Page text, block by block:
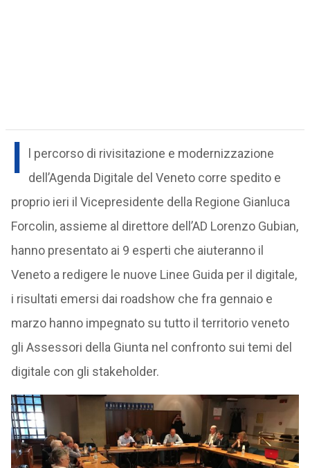
I
l percorso di rivisitazione e modernizzazione
dell’Agenda Digitale del Veneto corre spedito e
proprio ieri il Vicepresidente della Regione Gianluca
Forcolin, assieme al direttore dell’AD Lorenzo Gubian,
hanno presentato ai 9 esperti che aiuteranno il
Veneto a redigere le nuove Linee Guida per il digitale,
i risultati emersi dai roadshow che fra gennaio e
marzo hanno impegnato su tutto il territorio veneto
gli Assessori della Giunta nel confronto sui temi del
digitale con gli stakeholder.